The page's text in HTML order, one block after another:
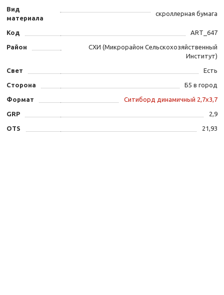
Вид
материала
скроллерная бумага
Код ART_647
Район
СХИ (Микрорайон Сельскохозяйственный
Институт)
Свет Есть
Сторона Б5 в город
Формат Ситиборд динамичный 2,7х3,7
GRP 2,9
OTS 21,93